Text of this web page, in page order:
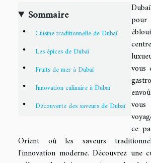
Sommaire
Cuisine traditionnelle de Dubaï
Les épices de Dubaï
Fruits de mer à Dubaï
Innovation culinaire à Dubaï
Découverte des saveurs de Dubaï
vous
ce
Orient où les saveurs
l'innovation moderne. Découvrez une